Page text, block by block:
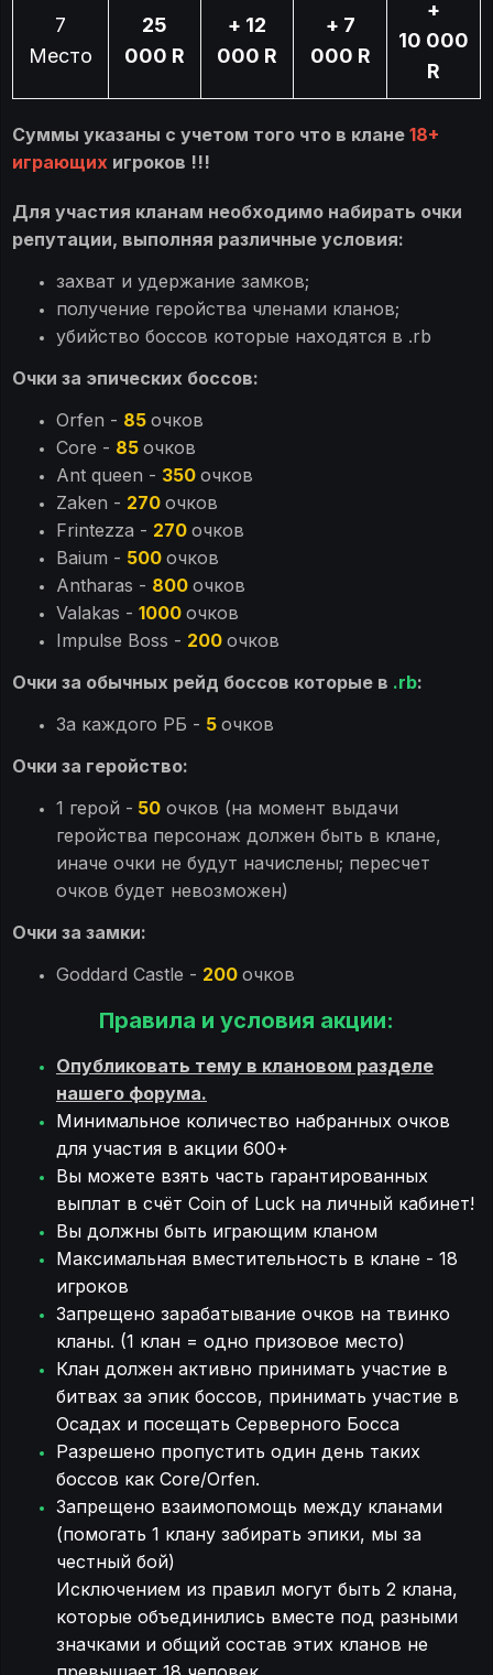
7
Место
25
000 R
+ 12
000 R
+ 7
000 R
+
10 000
R
Суммы указаны с учетом того что в клане 18+
играющих игроков !!!
Для участия кланам необходимо набирать очки
репутации, выполняя различные условия:
захват и удержание замков;
получение геройства членами кланов;
убийство боссов которые находятся в .rb
Очки за эпических боссов:
Orfen - 85 очков
Core - 85 очков
Ant queen - 350 очков
Zaken - 270 очков
Frintezza - 270 очков
Baium - 500 очков
Antharas - 800 очков
Valakas - 1000 очков
Impulse Boss - 200 очков
Очки за обычных рейд боссов которые в .rb:
За каждого РБ - 5 очков
Очки за геройство:
1 герой - 50 очков (на момент выдачи
геройства персонаж должен быть в клане,
иначе очки не будут начислены; пересчет
очков будет невозможен)
Очки за замки:
Goddard Castle - 200 очков
Правила и условия акции:
Опубликовать тему в клановом разделе
нашего форума.
Минимальное количество набранных очков
для участия в акции 600+
Вы можете взять часть гарантированных
выплат в счёт Coin of Luck на личный кабинет!
Вы должны быть играющим кланом
Максимальная вместительность в клане - 18
игроков
Запрещено зарабатывание очков на твинко
кланы. (1 клан = одно призовое место)
Клан должен активно принимать участие в
битвах за эпик боссов, принимать участие в
Осадах и посещать Серверного Босса
Разрешено пропустить один день таких
боссов как Core/Orfen.
Запрещено взаимопомощь между кланами
(помогать 1 клану забирать эпики, мы за
честный бой)
Исключением из правил могут быть 2 клана,
которые объединились вместе под разными
значками и общий состав этих кланов не